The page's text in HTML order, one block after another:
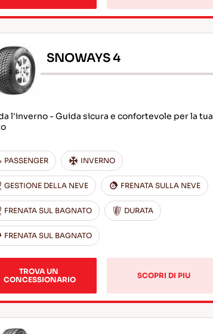
SNOWAYS 4
l'inverno - Guida sicura e confortevole per la tua
PASSENGER INVERNO
GESTIONE DELLA NEVE FRENATA SULLA NEVE
FRENATA SUL BAGNATO DURATA
FRENATA SUL BAGNATO
TROVA UN
CONCESSIONARIO
SCOPRI DI PIU